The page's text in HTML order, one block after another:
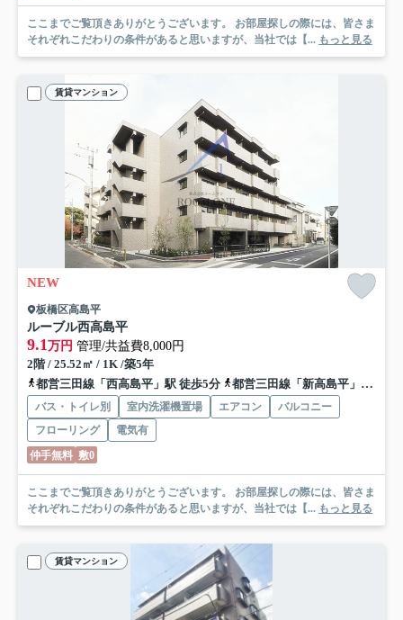
ここまでご覧頂きありがとうございます。 お部屋探しの際には、皆さま
それぞれこだわりの条件があると思いますが、当社では【... もっと見る
賃貸マンション
NEW
板橋区高島平
ルーブル西高島平
9.1万円 管理/共益費8,000円
2階 / 25.52㎡ / 1K /築5年
都営三田線「西高島平」駅 徒歩5分
都営三田線「新高島平」駅 徒歩15分
バス・トイレ別 室内洗濯機置場 エアコン
バルコニー
フローリング
電気有
仲手無料 敷0
ここまでご覧頂きありがとうございます。 お部屋探しの際には、皆さま
それぞれこだわりの条件があると思いますが、当社では【... もっと見る
賃貸マンション